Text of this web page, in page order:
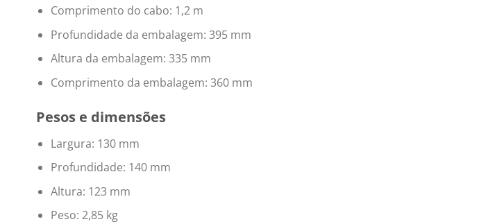
Comprimento do cabo: 1,2 m
Profundidade da embalagem: 395 mm
Altura da embalagem: 335 mm
Comprimento da embalagem: 360 mm
Pesos e dimensões
Largura: 130 mm
Profundidade: 140 mm
Altura: 123 mm
Peso: 2,85 kg